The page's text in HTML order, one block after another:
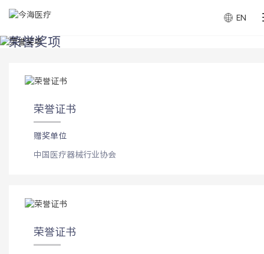
EN
荣誉奖项
荣誉证书
赠奖单位
中国医疗器械行业协会
荣誉证书